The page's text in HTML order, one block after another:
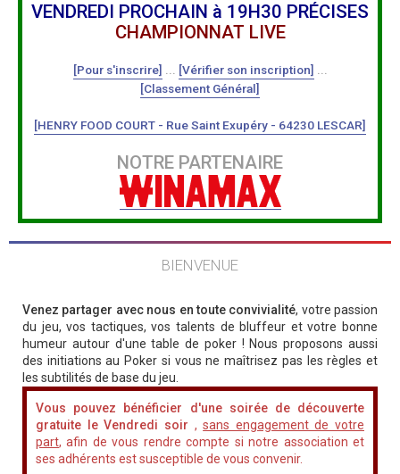
VENDREDI PROCHAIN à 19H30 PRÉCISES
CHAMPIONNAT LIVE
[Pour s'inscrire] [Vérifier son inscription]
[Classement Général]
[HENRY FOOD COURT - Rue Saint Exupéry - 64230 LESCAR]
NOTRE PARTENAIRE
BIENVENUE
Venez partager avec nous en toute convivialité, votre passion
du jeu, vos tactiques, vos talents de bluffeur et votre bonne
humeur autour d'une table de poker ! Nous proposons aussi
des initiations au Poker si vous ne maîtrisez pas les règles et
les subtilités de base du jeu.
Vous pouvez bénéficier d'une soirée de découverte
gratuite le Vendredi soir ,sans engagement de votre
part, afin de vous rendre compte si notre association et
ses adhérents est susceptible de vous convenir.